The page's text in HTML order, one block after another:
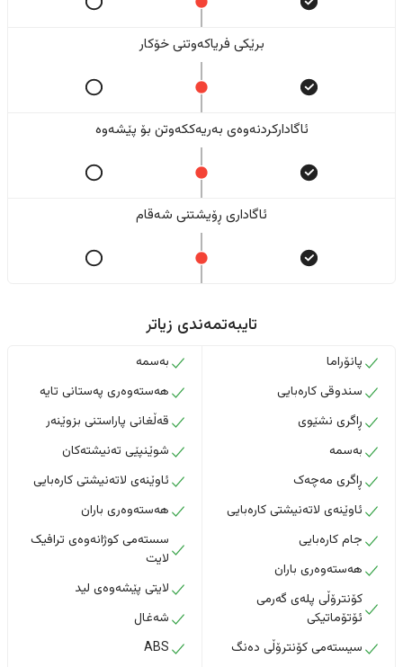
برێکی فریاکەوتنی خۆکار
ئاگادارکردنەوەی بەریەککەوتن بۆ پێشەوە
ئاگاداری ڕۆیشتنی شەقام
تایبەتمەندی زیاتر
پانۆراما
سندوقی کارەبایی
ڕاگری نشێوی
بەسمە
ڕاگری مەچەک
ئاوێنەی لاتەنیشتی کارەبایی
جام کارەبایی
هەستەوەری باران
کۆنترۆڵی پلەی گەرمی
ئۆتۆماتیکی
سیستەمی کۆنترۆڵی دەنگ
بەسمە
هەستەوەری پەستانی تایە
قەڵغانی پاراستنی بزوێنەر
شوێنپێی تەنیشتەکان
ئاوێنەی لاتەنیشتی کارەبایی
هەستەوەری باران
سستەمی کوژانەوەی ترافیک
لایت
لایتی پێشەوەی لید
شەغال
ABS